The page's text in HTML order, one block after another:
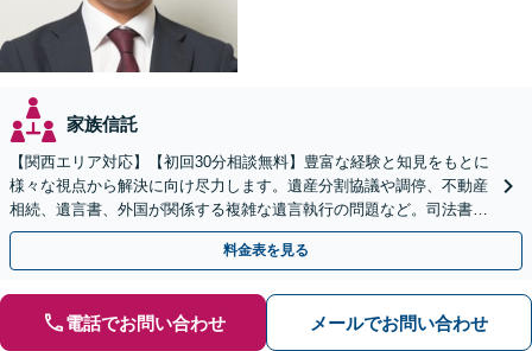
家族信託
【関西エリア対応】【初回30分相談無料】豊富な経験と知見をもとに
様々な視点から解決に向け尽力します。遺産分割協議や調停、不動産
相続、遺言書、外国が関係する複雑な遺言執行の問題など。司法書士
や税理士とも連携し、円滑な解決を【オンライン面談可】
料金表を見る
電話でお問い合わせ メールでお問い合わせ